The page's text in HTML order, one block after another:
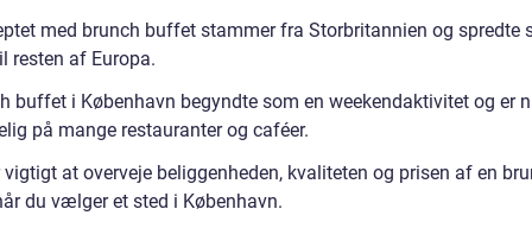
med brunch buffet stammer fra Storbritannien og spredte
resten af Europa.
buffet i København begyndte som en weekendaktivitet og er
på mange restauranter og caféer.
vigtigt at overveje beliggenheden, kvaliteten og prisen af en
du vælger et sted i København.